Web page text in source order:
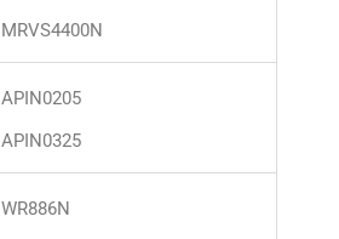
MRVS4400N
APIN0205
APIN0325
WR886N